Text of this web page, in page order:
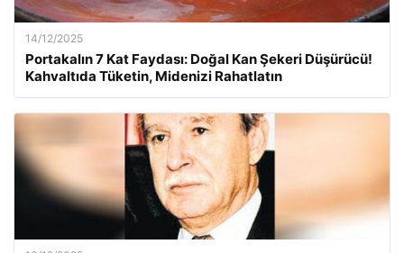
14/12/2025
Portakalın 7 Kat Faydası: Doğal Kan Şekeri Düşürücü!
Kahvaltıda Tüketin, Midenizi Rahatlatın